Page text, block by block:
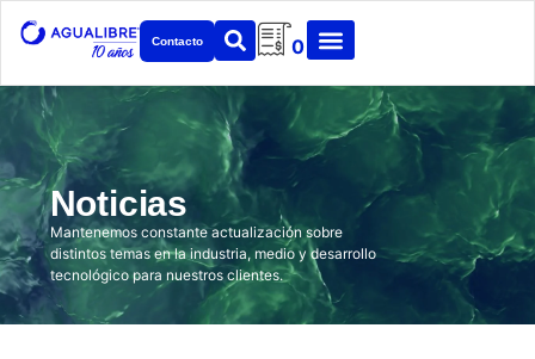
Contacto 0
Noticias
Mantenemos constante actualización sobre
distintos temas en la industria, medio y desarrollo
tecnológico para nuestros clientes.